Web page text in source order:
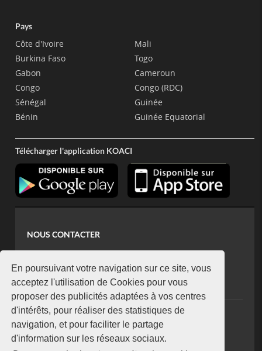
En poursuivant votre navigation sur ce site, vous
acceptez l'utilisation de Cookies pour vous
proposer des publicités adaptées à vos centres
d'intérêts, pour réaliser des statistiques de
navigation, et pour faciliter le partage
d'information sur les réseaux sociaux.
Pays
Côte d'Ivoire
Burkina Faso
Gabon
Congo
Sénégal
Bénin
Mali
Togo
Cameroun
Congo (RDC)
Guinée
Guinée Equatorial
Télécharger l'application KOACI
NOUS CONTACTER
koaci@yahoo.fr
+225 07 08 85 52 93
NEWSLETTER
Restez connecté via notre newsletter